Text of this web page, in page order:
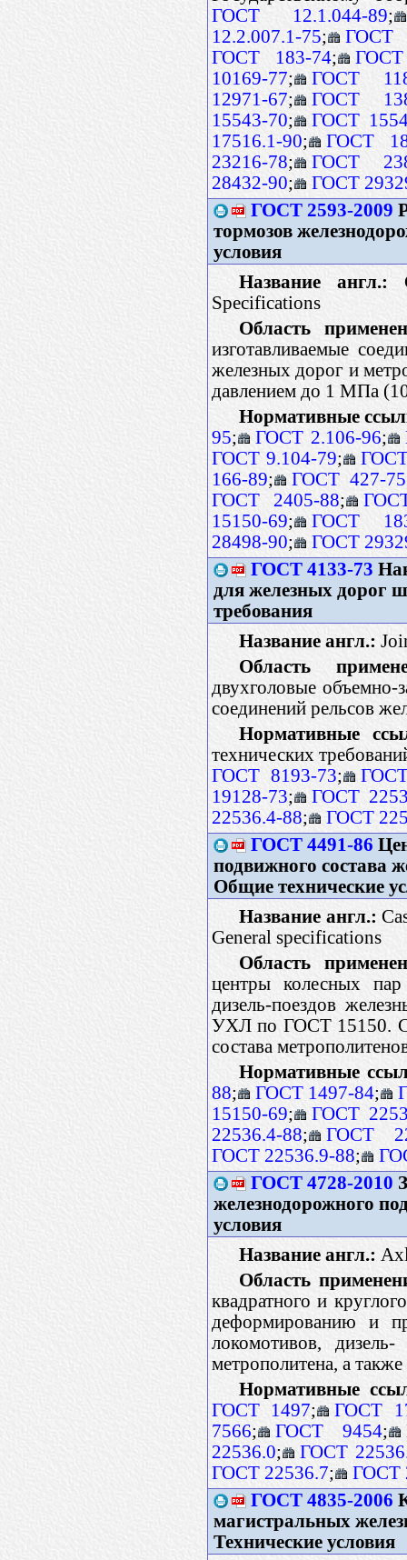
ГОСТ 12.1.044-89;
12.2.007.1-75;
ГОСТ
ГОСТ 183-74;
ГОСТ
10169-77;
ГОСТ
12971-67;
ГОСТ
15543-70;
ГОСТ
17516.1-90;
ГОСТ
23216-78;
ГОСТ
28432-90;
ГОСТ
ГОСТ 2593-2009
тормозов
условия
Название англ.:
Specifications
Область
изготавливаемые
железных дорог и
давлением до 1 МПа
Нормативные
95; ГОСТ 2.106-96;
ГОСТ 9.104-79;
166-89; ГОСТ 427-75
ГОСТ 2405-88;
15150-69;
ГОСТ
28498-90;
ГОСТ
ГОСТ 4133-73
для железных дорог
требования
Название англ.:
Область
двухголовые объемно-
соединений рельсов
Нормативные
технических
ГОСТ 8193-73;
19128-73;
ГОСТ
22536.4-88;
ГОСТ
ГОСТ 4491-86
подвижного состава
Общие технические
Название англ.:
General specifications
Область
центры колесных
дизель-поездов
УХЛ по ГОСТ 15150.
состава
Нормативные
88; ГОСТ 1497-84;
15150-69;
ГОСТ
22536.4-88;
ГОСТ
ГОСТ 22536.9-88;
ГОСТ 4728-2010
железнодорожного
условия
Название англ.:
Область
квадратного и
деформированию и
локомотивов,
метрополитена, а
Нормативные
ГОСТ 1497;
ГОСТ
7566; ГОСТ 9454;
22536.0;
ГОСТ
ГОСТ 22536.7;
ГОСТ
ГОСТ 4835-2006
магистральных
Технические условия